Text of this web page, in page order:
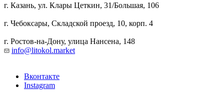
г. Казань, ул. Клары Цеткин, 31/Большая, 106
г. Чебоксары, Складской проезд, 10, корп. 4
г. Ростов-на-Дону, улица Нансена, 148
info@litokol.market
Вконтакте
Instagram